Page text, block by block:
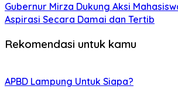
Gubernur Mirza Dukung Aksi
Aspirasi Secara Damai dan Tertib
Rekomendasi untuk kamu
APBD Lampung Untuk Siapa?